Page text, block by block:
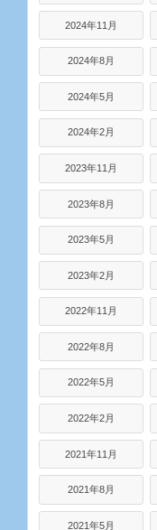
2024年11月
2024年8月
2024年5月
2024年2月
2023年11月
2023年8月
2023年5月
2023年2月
2022年11月
2022年8月
2022年5月
2022年2月
2021年11月
2021年8月
2021年5月